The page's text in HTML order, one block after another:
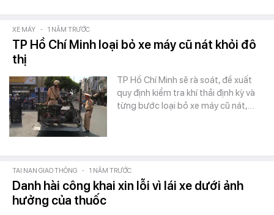
XE MÁY - 1 NĂM TRƯỚC
TP Hồ Chí Minh loại bỏ xe máy cũ nát khỏi đô
thị
TP Hồ Chí Minh sẽ rà soát, đề xuất
quy định kiểm tra khí thải định kỳ và
từng bước loại bỏ xe máy cũ nát,…
TAI NẠN GIAO THÔNG - 1 NĂM TRƯỚC
Danh hài công khai xin lỗi vì lái xe dưới ảnh
hưởng của thuốc